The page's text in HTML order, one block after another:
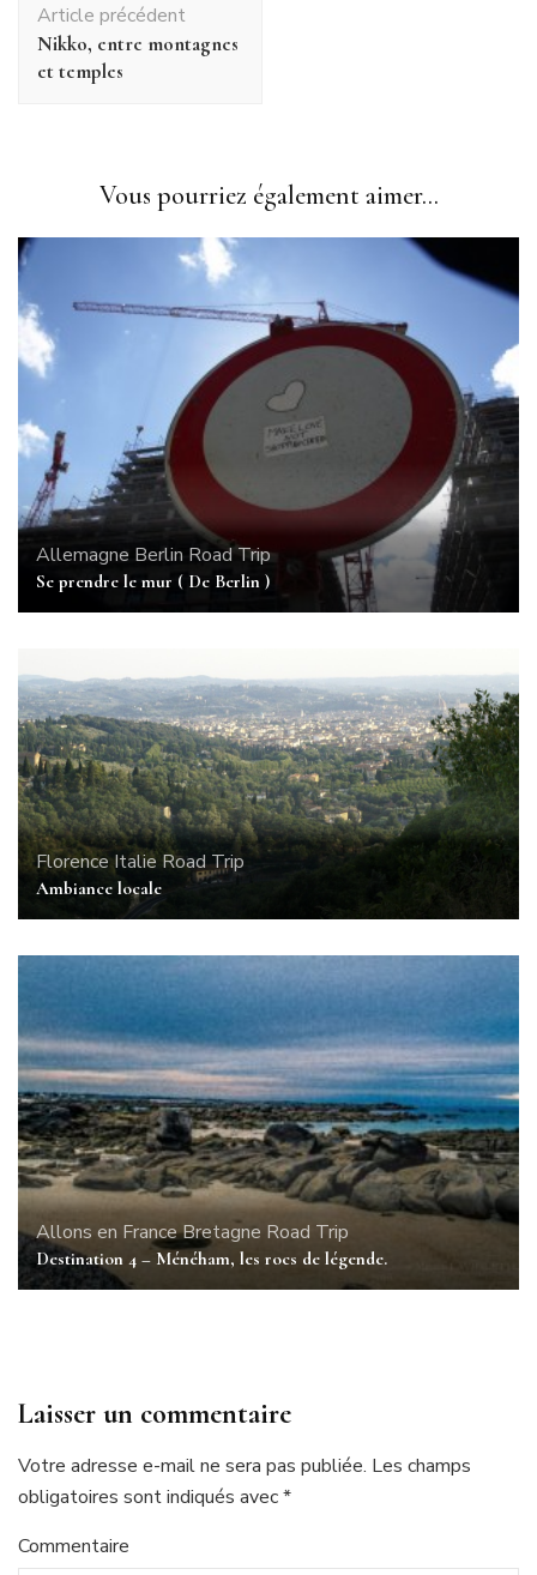
d'article
Article précédent
Nikko, entre montagnes
et temples
Vous pourriez également aimer...
Allemagne Berlin Road Trip
Se prendre le mur ( De Berlin )
Florence Italie Road Trip
Ambiance locale
Allons en FranceBretagne Road Trip
Destination 4 – Ménéham, les rocs de légende.
Laisser un commentaire
Votre adresse e-mail ne sera pas publiée. Les champs
obligatoires sont indiqués avec*
Commentaire